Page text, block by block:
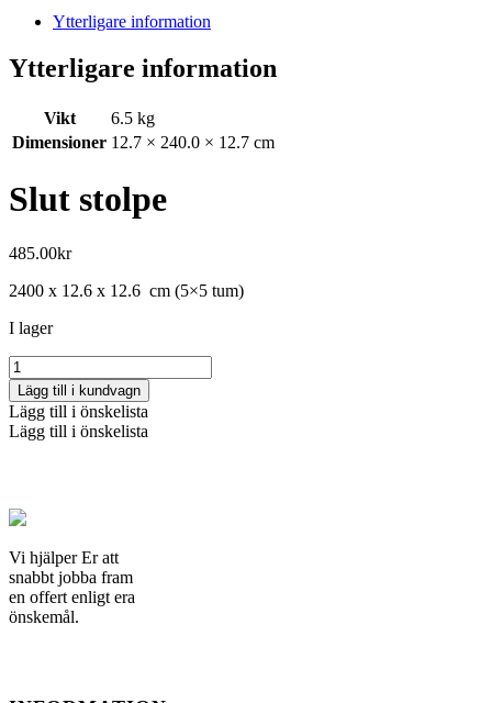
Ytterligare information
Ytterligare information
Vikt
6.5 kg
Dimensioner 12.7 × 240.0 × 12.7 cm
Slut stolpe
485.00kr
2400 x 12.6 x 12.6 cm (5×5 tum)
I lager
Slut
stolpe
mängd
Lägg till i kundvagn
Lägg till i önskelista
Lägg till i önskelista
Vi hjälper Er att
snabbt jobba fram
en offert enligt era
önskemål.